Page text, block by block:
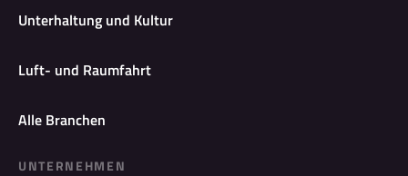
Unterhaltung und Kultur
Luft- und Raumfahrt
Alle Branchen
UNTERNEHMEN